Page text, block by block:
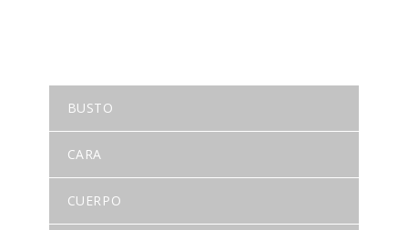
BUSTO
CARA
CUERPO